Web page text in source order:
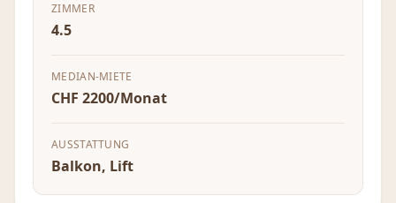
ZIMMER
4.5
MEDIAN-MIETE
CHF 2200/Monat
AUSSTATTUNG
Balkon, Lift